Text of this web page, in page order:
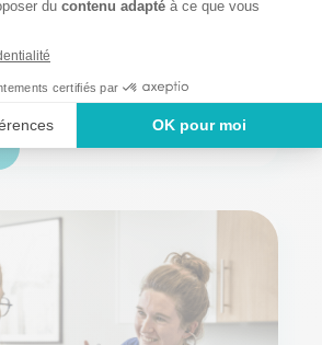
managers réalisent une campagne
écoulée et d’évaluer les
afin d’identifier les besoins de